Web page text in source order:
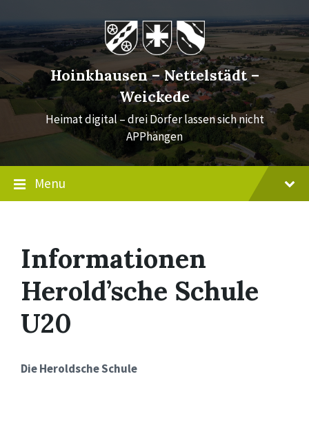
content
main
navigation
footer
Hoinkhausen – Nettelstädt –
Weickede
Heimat digital – drei Dörfer lassen sich nicht
APPhängen
Menu
Informationen
Herold’sche Schule
U20
Die Heroldsche Schule